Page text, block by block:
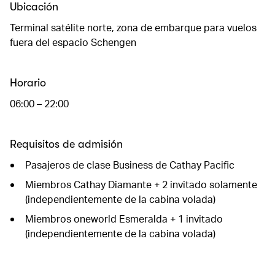
Ubicación
Terminal satélite norte, zona de embarque para vuelos
fuera del espacio Schengen
Horario
06:00 – 22:00
Requisitos de admisión
Pasajeros de clase Business de Cathay Pacific
Miembros Cathay Diamante + 2 invitado solamente
(independientemente de la cabina volada)
Miembros oneworld Esmeralda + 1 invitado
(independientemente de la cabina volada)